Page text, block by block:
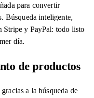
para convertir
Búsqueda inteligente,
Stripe y PayPal: todo listo
día.
de productos
a la búsqueda de